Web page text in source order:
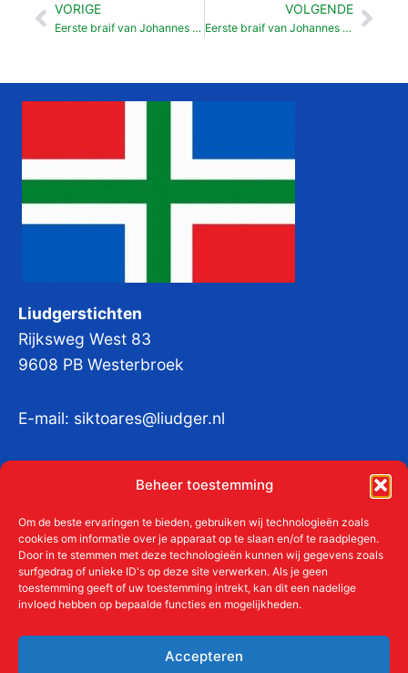
Beheer toestemming
Om de beste ervaringen te bieden, gebruiken wij technologieën zoals
cookies om informatie over je apparaat op te slaan en/of te raadplegen.
Door in te stemmen met deze technologieën kunnen wij gegevens zoals
surfgedrag of unieke ID's op deze site verwerken. Als je geen
toestemming geeft of uw toestemming intrekt, kan dit een nadelige
invloed hebben op bepaalde functies en mogelijkheden.
Accepteren
Vorige
VORIGE
Eerste braif van Johannes 02
VOLGENDE
Eerste braif van Johannes 04
Liudgerstichten
Rijksweg West 83
9608 PB Westerbroek
E-mail: siktoares@liudger.nl
KvKnr:41011712
Meer over de Liudgerstichten
Aanmelden als donateur